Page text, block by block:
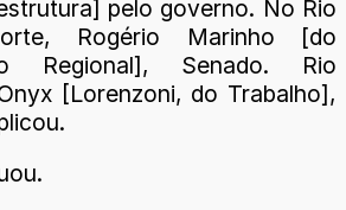
pelo governo. No Rio
Rogério Marinho [do
Regional], Senado. Rio
[Lorenzoni, do Trabalho],